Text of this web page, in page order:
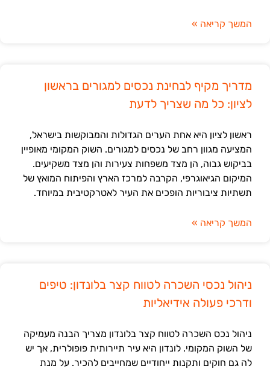
המשך קריאה »
מדריך מקיף לבחינת נכסים למגורים בראשון
לציון: כל מה שצריך לדעת
ראשון לציון היא אחת הערים הגדולות והמבוקשות בישראל,
המציעה מגוון רחב של נכסים למגורים. השוק המקומי מאופיין
בביקוש גבוה, הן מצד משפחות צעירות והן מצד משקיעים.
המיקום הגיאוגרפי, הקרבה למרכז הארץ והפיתוח המואץ של
תשתיות ציבוריות הופכים את העיר לאטרקטיבית במיוחד.
המשך קריאה »
ניהול נכסי השכרה לטווח קצר בלונדון: טיפים
ודרכי פעולה אידיאליות
ניהול נכס השכרה לטווח קצר בלונדון מצריך הבנה מעמיקה
של השוק המקומי. לונדון היא עיר תיירותית פופולרית, אך יש
לה גם חוקים ותקנות ייחודיים שמחייבים להכיר. על מנת